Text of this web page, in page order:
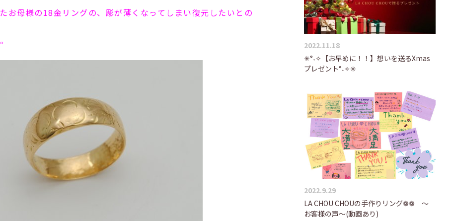
お母様の18金リングの、彫が薄くなってしまい復元したいとの
2022.11.18
✳°˖✧【お早めに！！】想いを送るXmas
プレゼント°˖✧✳
2022.9.29
LA CHOU CHOUの手作りリング❁❁ ～
お客様の声～(動画あり)